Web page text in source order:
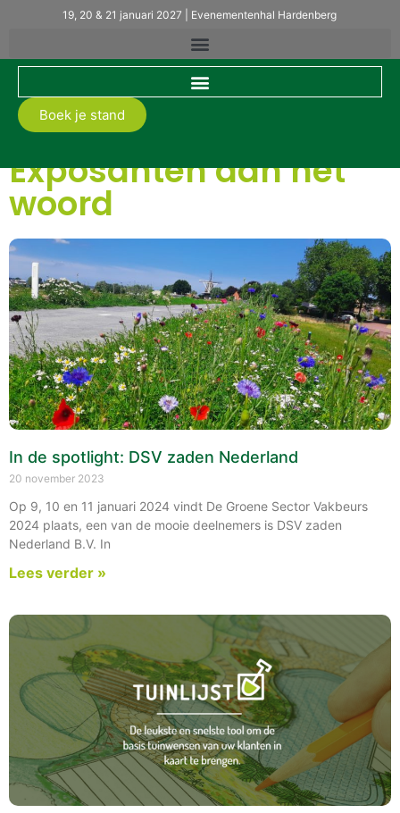
19, 20 & 21 januari 2027 | Evenementenhal Hardenberg
Boek je stand
Exposanten aan het
woord
In de spotlight: DSV zaden Nederland
20 november 2023
Op 9, 10 en 11 januari 2024 vindt De Groene Sector Vakbeurs
2024 plaats, een van de mooie deelnemers is DSV zaden
Nederland B.V. In
Lees verder »